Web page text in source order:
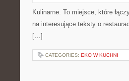
Kulinarne. To miejsce, które
na interesujące teksty o
[…]
CATEGORIES: EKO W KUCHNI